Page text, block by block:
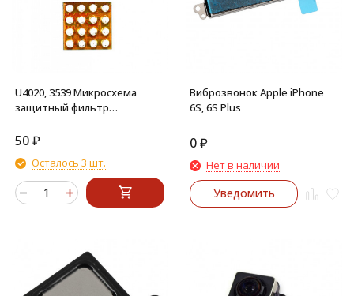
U4020, 3539 Микросхема
защитный фильтр
6S Plus, 7, 7 Plus, SE
50₽
Осталось 3 шт.
Виброзвонок Apple iPhone
6S, 6S Plus
0₽
Нет в наличии
Уведомить